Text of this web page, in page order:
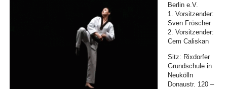
Berlin e.V.
1. Vorsitzender:
Sven Fröscher
2. Vorsitzender:
Cem Caliskan
Sitz: Rixdorfer
Grundschule in
Neukölln
Donaustr. 120 –